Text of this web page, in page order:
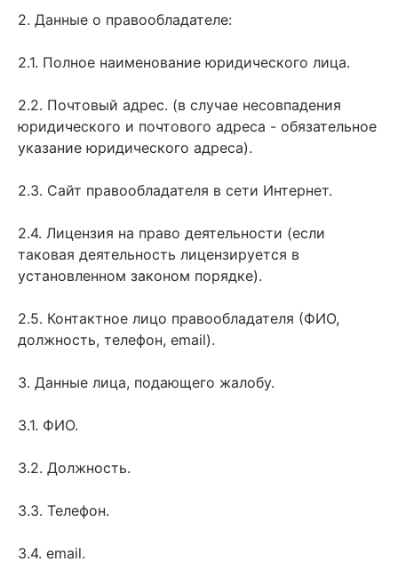
2. Данные о правообладателе:
2.1. Полное наименование юридического лица.
2.2. Почтовый адрес. (в случае несовпадения
юридического и почтового адреса - обязательное
указание юридического адреса).
2.3. Сайт правообладателя в сети Интернет.
2.4. Лицензия на право деятельности (если
таковая деятельность лицензируется в
установленном законом порядке).
2.5. Контактное лицо правообладателя (ФИО,
должность, телефон, email).
3. Данные лица, подающего жалобу.
3.1. ФИО.
3.2. Должность.
3.3. Телефон.
3.4. email.